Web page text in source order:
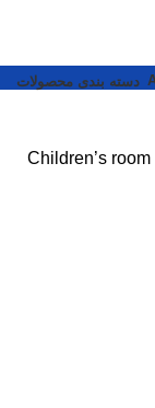
دسته بندی محصولات
Children’s room